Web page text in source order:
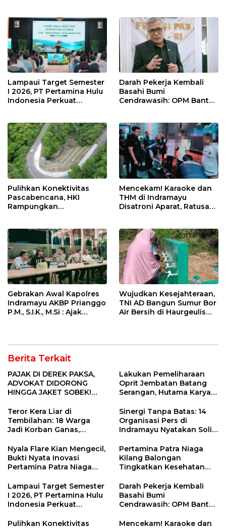
Rutin dan Edukasi
Perawatan Gigi
Lampaui Target Semester
I 2026, PT Pertamina Hulu
Indonesia Perkuat
Keselamatan Kerja
Darah Pekerja Kembali
Basahi Bumi
Cendrawasih: OPM Bantai
Pulihkan Konektivitas
Pascabencana, HKI
Rampungkan
Mencekam! Karaoke dan
THM di Indramayu
Disatroni Aparat, Ratusan
Gebrakan Awal Kapolres
Indramayu AKBP Prianggo
P.M., S.I.K., M.Si : Ajak
Wujudkan Kesejahteraan,
TNI AD Bangun Sumur Bor
Air Bersih di Haurgeulis
Berita Terkait
PAJAK DI DEREK PAKSA,
ADVOKAT DIDORONG
HINGGA JAKET SOBEK!
Ngamuk Kepung Polresta
Pekanbaru!
Lakukan Pemeliharaan
Oprit Jembatan Batang
Serangan, Hutama Karya
55 Tol Binjai–Langsa
Teror Kera Liar di
Tembilahan: 18 Warga
Jadi Korban Ganas,
12 Jahitan!
Sinergi Tanpa Batas: 14
Organisasi Pers di
Indramayu Nyatakan Solid
Nyala Flare Kian Mengecil,
Bukti Nyata Inovasi
Pertamina Patra Niaga
Net Zero Emission 2060
Pertamina Patra Niaga
Kilang Balongan
Tingkatkan Kesehatan
Pemeriksaan Kesehatan
Rutin dan Edukasi
Perawatan Gigi
Lampaui Target Semester
I 2026, PT Pertamina Hulu
Indonesia Perkuat
Nasional Lewat Inovasi &
Darah Pekerja Kembali
Basahi Bumi
Cendrawasih: OPM Bantai
di Tolikara!
Pulihkan Konektivitas
Mencekam! Karaoke dan